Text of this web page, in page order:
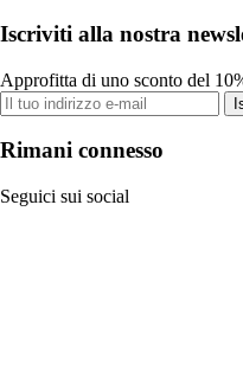
Iscriviti alla nostra
Approfitta di uno sconto del
Rimani connesso
Seguici sui social